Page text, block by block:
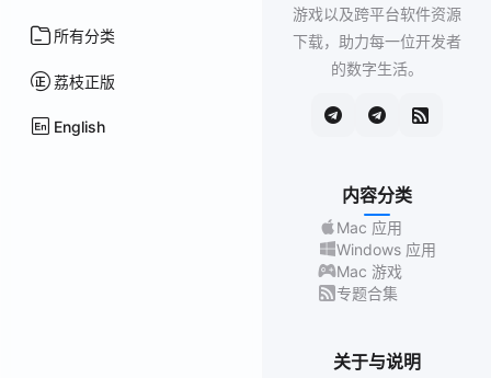
所有分类
荔枝正版
English
游戏以及跨平台软件资源
下载，助力每一位开发者
的数字生活。
内容分类
Mac 应用
Windows 应用
Mac 游戏
专题合集
关于与说明